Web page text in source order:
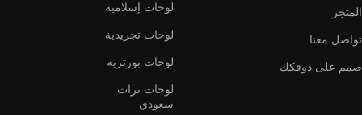
المتجر
تواصل معنا
صمم على ذوقكك
لوحات إسلامية
لوحات تجريدية
لوحات بورتريه
لوحات تراث
سعودي